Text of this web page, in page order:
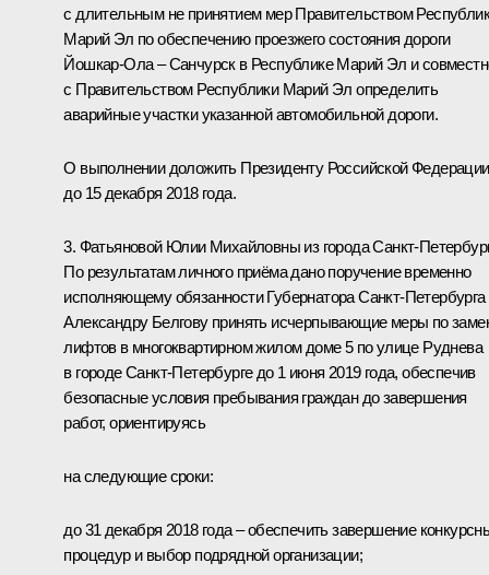
с длительным не принятием мер Правительством
Марий Эл по обеспечению проезжего состояния дороги
Йошкар-Ола – Санчурск в Республике Марий Эл и
с Правительством Республики Марий Эл определить
аварийные участки указанной автомобильной дороги.
О выполнении доложить Президенту Российской Федерации
до 15 декабря 2018 года.
3. Фатьяновой Юлии Михайловны из города Санкт-
По результатам личного приёма дано поручение временно
исполняющему обязанности Губернатора Санкт-Петербурга
Александру Белгову принять исчерпывающие меры по
лифтов в многоквартирном жилом доме 5 по улице Руднева
в городе Санкт-Петербурге до 1 июня 2019 года, обеспечив
безопасные условия пребывания граждан до завершения
работ, ориентируясь
на следующие сроки:
до 31 декабря 2018 года – обеспечить завершение
процедур и выбор подрядной организации;